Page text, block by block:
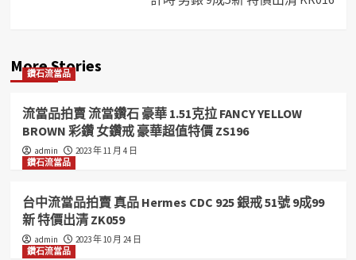
More Stories
鑽石流當品
流當品拍賣 流當鑽石 豪華 1.51克拉 FANCY YELLOW
BROWN 彩鑽 女鑽戒 豪華超值特價 ZS196
admin
2023 年 11 月 4 日
鑽石流當品
台中流當品拍賣 真品 Hermes CDC 925 銀戒 51號 9成99
新 特價出清 ZK059
admin
2023 年 10 月 24 日
鑽石流當品